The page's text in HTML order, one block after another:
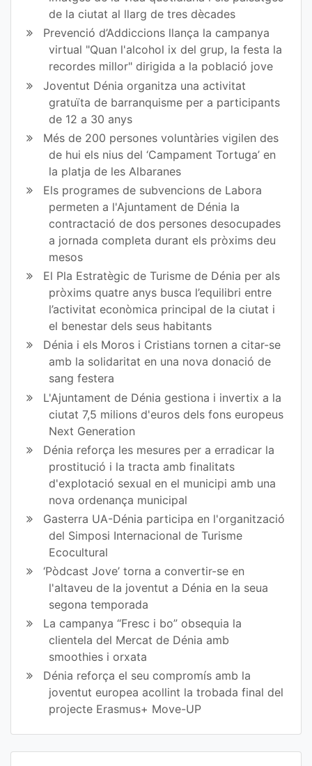
bo
ok
er
de la ciutat al llarg de tres dècades
Prevenció d’Addiccions llança la campanya
virtual "Quan l'alcohol ix del grup, la festa la
recordes millor" dirigida a la població jove
Joventut Dénia organitza una activitat
gratuïta de barranquisme per a participants
de 12 a 30 anys
Més de 200 persones voluntàries vigilen des
de hui els nius del ‘Campament Tortuga’ en
la platja de les Albaranes
Els programes de subvencions de Labora
permeten a l'Ajuntament de Dénia la
contractació de dos persones desocupades
a jornada completa durant els pròxims deu
mesos
El Pla Estratègic de Turisme de Dénia per als
pròxims quatre anys busca l’equilibri entre
l’activitat econòmica principal de la ciutat i
el benestar dels seus habitants
Dénia i els Moros i Cristians tornen a citar-se
amb la solidaritat en una nova donació de
sang festera
L'Ajuntament de Dénia gestiona i invertix a la
ciutat 7,5 milions d'euros dels fons europeus
Next Generation
Dénia reforça les mesures per a erradicar la
prostitució i la tracta amb finalitats
d'explotació sexual en el municipi amb una
nova ordenança municipal
Gasterra UA-Dénia participa en l'organització
del Simposi Internacional de Turisme
Ecocultural
‘Pòdcast Jove’ torna a convertir-se en
l'altaveu de la joventut a Dénia en la seua
segona temporada
La campanya “Fresc i bo” obsequia la
clientela del Mercat de Dénia amb
smoothies i orxata
Dénia reforça el seu compromís amb la
joventut europea acollint la trobada final del
projecte Erasmus+ Move-UP